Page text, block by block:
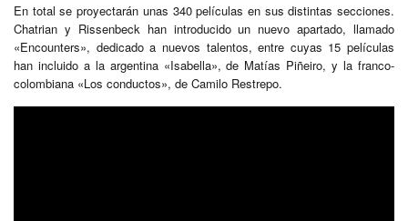
En total se proyectarán unas 340 películas en sus distintas secciones.
Chatrian y Rissenbeck han introducido un nuevo apartado, llamado
«Encounters», dedicado a nuevos talentos, entre cuyas 15 películas
han incluido a la argentina «Isabella», de Matías Piñeiro, y la franco-
colombiana «Los conductos», de Camilo Restrepo.